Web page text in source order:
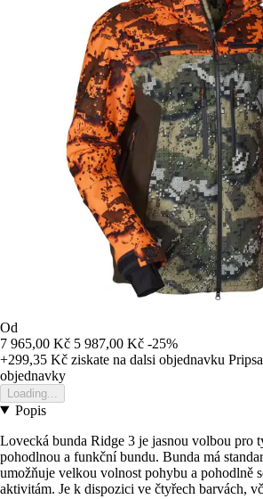
Od
7 965,00 Kč 5 987,00 Kč -25%
+299,35 Kč ziskate na dalsi objednavku
objednavky
Loading...
Popis
Lovecká bunda Ridge 3 je jasnou volbou pro
pohodlnou a funkční bundu. Bunda má
umožňuje velkou volnost pohybu a pohodlně
aktivitám. Je k dispozici ve čtyřech barvách,